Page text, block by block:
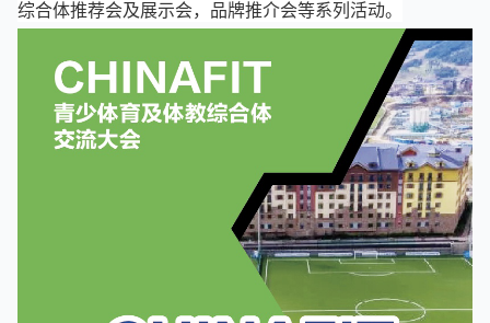
综合体推荐会及展示会，品牌推介会等系列活动。